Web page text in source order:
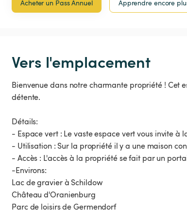
Acheter un Pass Annuel Apprendre encore
Vers l'emplacement
Bienvenue dans notre charmante propriété ! Cet
détente.
Détails:
- Espace vert : Le vaste espace vert vous invite à
- Utilisation : Sur la propriété il y a une maison
- Accès : L'accès à la propriété se fait par un
-Environs:
Lac de gravier à Schildow
Château d'Oranienburg
Parc de loisirs de Germendorf